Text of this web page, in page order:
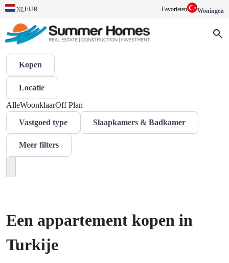
NLEUR Favorieten Woningen
Kopen
Locatie
AlleWoonklaarOff Plan
Vastgoed type Slaapkamers & Badkamer
Meer filters
Een appartement kopen in
Turkije